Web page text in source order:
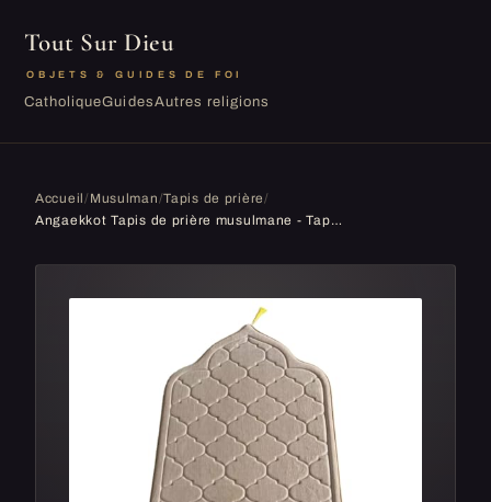
Tout Sur Dieu
OBJETS & GUIDES DE FOI
CatholiqueGuidesAutres religions
Accueil/ Musulman/Tapis de prière/
Angaekkot Tapis de prière musulmane - Tapis de prière en flanelle - Tapis de prière de voyage portable avec pompons - Tapis de prière islamique doux pour femmes et hommes - Tapis de prière islamique